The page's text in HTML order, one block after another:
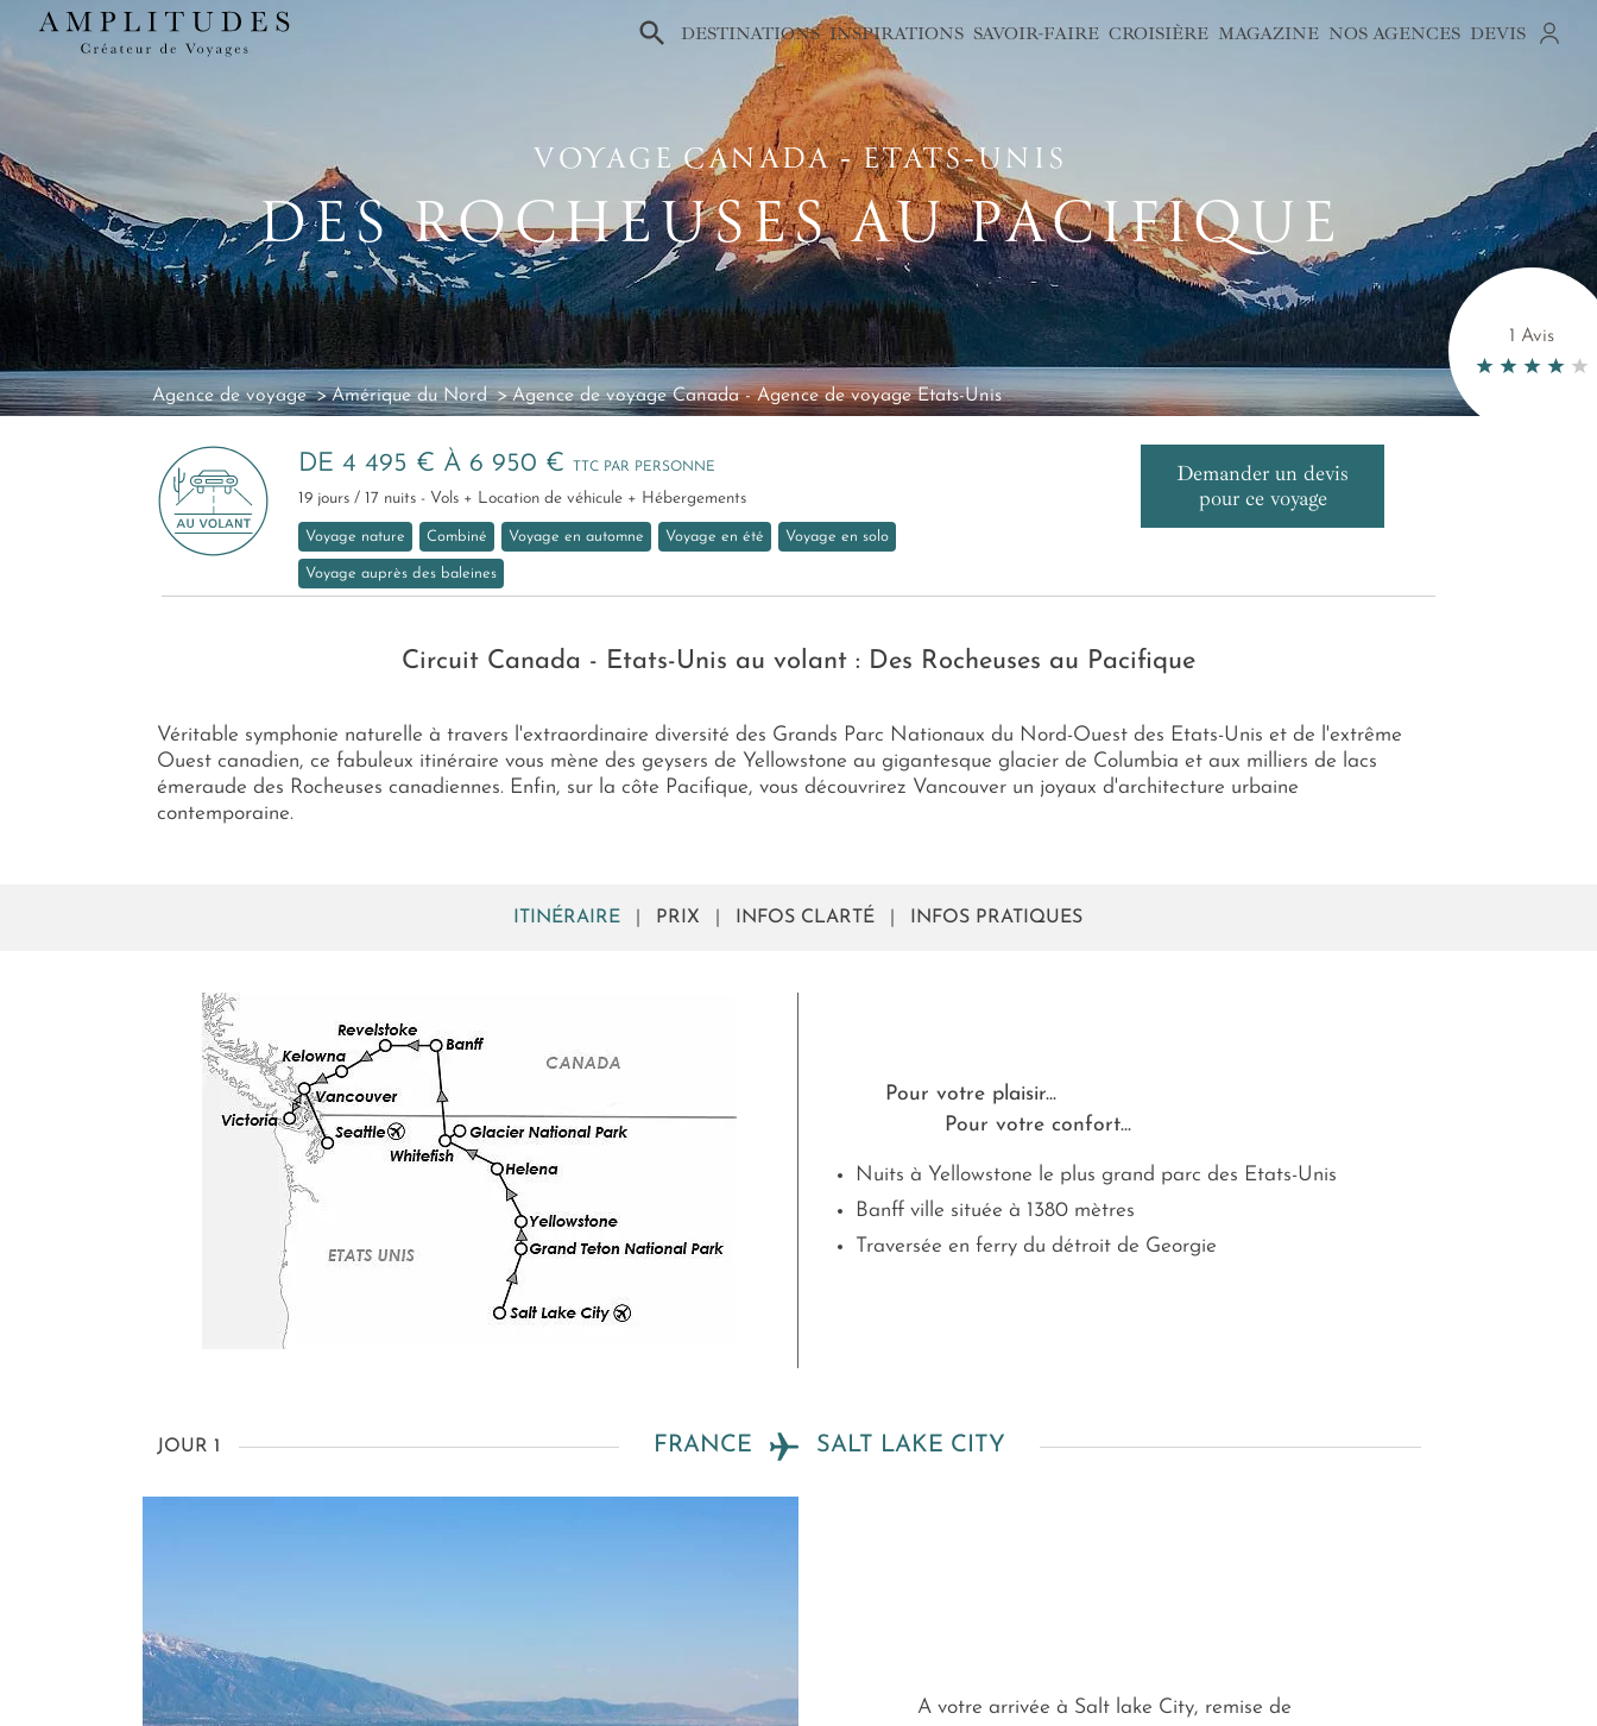
× DESTINATIONS INSPIRATIONS SAVOIR-FAIRE CROISIÈRE MAGAZINE NOS AGENCES DEVIS
VOYAGE CANADA ‑ ETATS‑UNIS
DES ROCHEUSES AU PACIFIQUE
Agence de voyage Amérique du Nord Agence de voyage Canada-Agence de voyage Etats-Unis
1 Avis
DE 4 495 € À 6 950 € TTC PAR PERSONNE
19 jours / 17 nuits - Vols + Location de véhicule + Hébergements
Voyage nature Combiné Voyage en automne Voyage en été Voyage en solo
Voyage auprès des baleines
Demander un devis
pour ce voyage
Circuit Canada - Etats-Unis au volant : Des Rocheuses au Pacifique
Véritable symphonie naturelle à travers l'extraordinaire diversité des Grands Parc Nationaux du Nord-Ouest des Etats-Unis et de l'extrême
Ouest canadien, ce fabuleux itinéraire vous mène des geysers de Yellowstone au gigantesque glacier de Columbia et aux milliers de lacs
émeraude des Rocheuses canadiennes. Enfin, sur la côte Pacifique, vous découvrirez Vancouver un joyaux d'architecture urbaine
contemporaine.
ITINÉRAIRE PRIX INFOS CLARTÉ INFOS PRATIQUES
Pour votre plaisir...
Pour votre confort...
Nuits à Yellowstone le plus grand parc des Etats-Unis
Banff ville située à 1380 mètres
Traversée en ferry du détroit de Georgie
JOUR 1 FRANCE SALT LAKE CITY
A votre arrivée à Salt lake City, remise de